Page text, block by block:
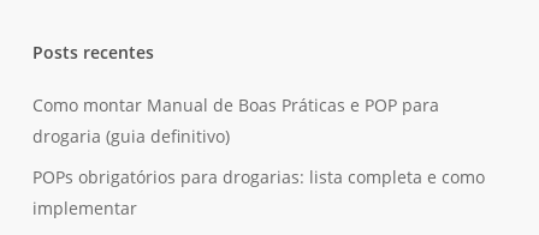
Posts recentes
Como montar Manual de Boas Práticas e POP para
drogaria (guia definitivo)
POPs obrigatórios para drogarias: lista completa e como
implementar